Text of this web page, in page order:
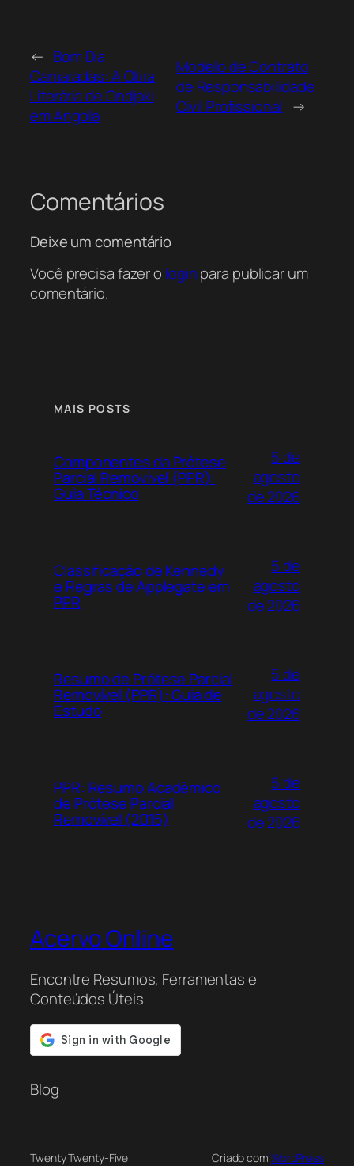
← Bom Dia
Camaradas: A Obra
Literária de Ondjaki
em Angola
Modelo de Contrato
de Responsabilidade
Civil Profissional →
Comentários
Deixe um comentário
Você precisa fazer o loginpara publicar um
comentário.
MAIS POSTS
Componentes da Prótese
Parcial Removível (PPR):
Guia Técnico
5 de
agosto
de 2026
Classificação de Kennedy
e Regras de Applegate em
PPR
5 de
agosto
de 2026
Resumo de Prótese Parcial
Removível (PPR): Guia de
Estudo
5 de
agosto
de 2026
PPR: Resumo Acadêmico
de Prótese Parcial
Removível (2015)
5 de
agosto
de 2026
Acervo Online
Encontre Resumos, Ferramentas e
Conteúdos Úteis
Blog
Twenty Twenty-Five Criado com WordPress